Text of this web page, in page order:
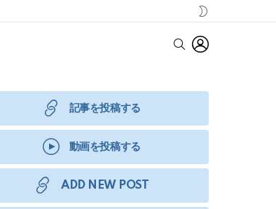
SKIN
SEARCH
記事を投稿する
動画を投稿する
ADD NEW POST